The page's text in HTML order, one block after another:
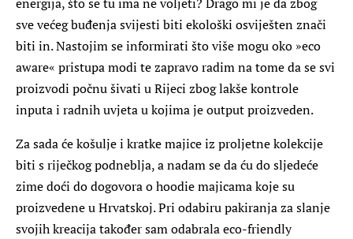
sve većeg buđenja svijesti biti ekološki osviješten znači
biti in. Nastojim se informirati što više mogu oko »eco
aware« pristupa modi te zapravo radim na tome da se svi
proizvodi počnu šivati u Rijeci zbog lakše kontrole
inputa i radnih uvjeta u kojima je output proizveden.
Za sada će košulje i kratke majice iz proljetne kolekcije
biti s riječkog podneblja, a nadam se da ću do sljedeće
zime doći do dogovora o hoodie majicama koje su
proizvedene u Hrvatskoj. Pri odabiru pakiranja za slanje
svojih kreacija također sam odabrala eco-friendly